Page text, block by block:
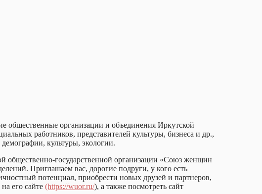
общественные организации и объединения Иркутской
работников, представителей культуры, бизнеса и др.,
культуры, экологии.
общественно-государственной организации «Союз женщин
Приглашаем вас, дорогие подруги, у кого есть
потенциал, приобрести новых друзей и партнеров,
его сайте (https://wuor.ru/), а также посмотреть сайт